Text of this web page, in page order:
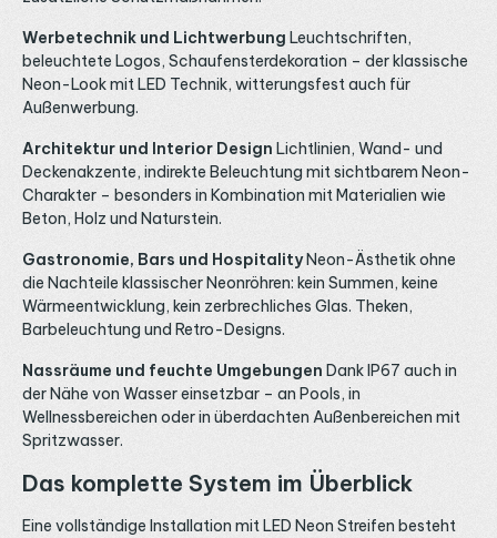
Werbetechnik und Lichtwerbung Leuchtschriften,
beleuchtete Logos, Schaufensterdekoration – der klassische
Neon-Look mit LED Technik, witterungsfest auch für
Außenwerbung.
Architektur und Interior Design Lichtlinien, Wand- und
Deckenakzente, indirekte Beleuchtung mit sichtbarem Neon-
Charakter – besonders in Kombination mit Materialien wie
Beton, Holz und Naturstein.
Gastronomie, Bars und HospitalityNeon-Ästhetik ohne
die Nachteile klassischer Neonröhren: kein Summen, keine
Wärmeentwicklung, kein zerbrechliches Glas. Theken,
Barbeleuchtung und Retro-Designs.
Nassräume und feuchte Umgebungen Dank IP67 auch in
der Nähe von Wasser einsetzbar – an Pools, in
Wellnessbereichen oder in überdachten Außenbereichen mit
Spritzwasser.
Das komplette System im Überblick
Eine vollständige Installation mit LED Neon Streifen besteht